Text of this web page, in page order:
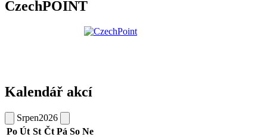
CzechPOINT
Kalendář akcí
Srpen2026
Po Út St Čt Pá So Ne